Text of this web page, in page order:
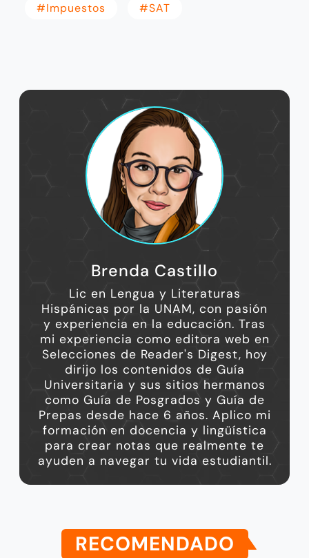
#Impuestos #SAT
Brenda Castillo
Lic en Lengua y Literaturas
Hispánicas por la UNAM, con pasión
y experiencia en la educación. Tras
mi experiencia como editora web en
Selecciones de Reader's Digest, hoy
dirijo los contenidos de Guía
Universitaria y sus sitios hermanos
como Guía de Posgrados y Guía de
Prepas desde hace 6 años. Aplico mi
formación en docencia y lingüística
para crear notas que realmente te
ayuden a navegar tu vida estudiantil.
RECOMENDADO